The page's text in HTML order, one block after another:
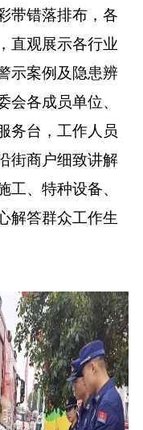
带错落排布，各
直观展示各行业
示案例及隐患辨
会各成员单位、
务台，工作人员
街商户细致讲解
工、特种设备、
解答群众工作生